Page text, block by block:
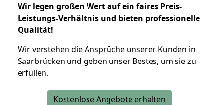
Wir legen großen Wert auf ein faires Preis-
Leistungs-Verhältnis und bieten professionelle
Qualität!
Wir verstehen die Ansprüche unserer Kunden in
Saarbrücken und geben unser Bestes, um sie zu
erfüllen.
Kostenlose Angebote erhalten